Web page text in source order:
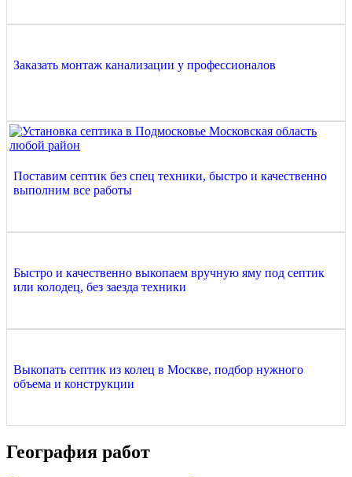
Заказать монтаж канализации у профессионалов
Поставим септик без спец техники, быстро и качественно
выполним все работы
Быстро и качественно выкопаем вручную яму под септик
или колодец, без заезда техники
Выкопать септик из колец в Москве, подбор нужного
объема и конструкции
География работ